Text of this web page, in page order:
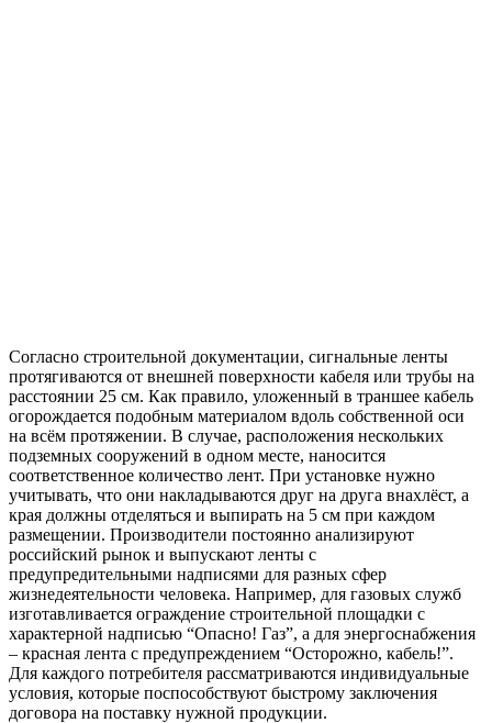
Согласно строительной документации, сигнальные ленты
протягиваются от внешней поверхности кабеля или трубы на
расстоянии 25 см. Как правило, уложенный в траншее кабель
огорождается подобным материалом вдоль собственной оси
на всём протяжении. В случае, расположения нескольких
подземных сооружений в одном месте, наносится
соответственное количество лент. При установке нужно
учитывать, что они накладываются друг на друга внахлёст, а
края должны отделяться и выпирать на 5 см при каждом
размещении. Производители постоянно анализируют
российский рынок и выпускают ленты с
предупредительными надписями для разных сфер
жизнедеятельности человека. Например, для газовых служб
изготавливается ограждение строительной площадки с
характерной надписью “Опасно! Газ”, а для энергоснабжения
– красная лента с предупреждением “Осторожно, кабель!”.
Для каждого потребителя рассматриваются индивидуальные
условия, которые поспособствуют быстрому заключения
договора на поставку нужной продукции.